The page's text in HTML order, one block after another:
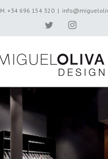
M. +34 696 154 320 |
TwitterInstagram